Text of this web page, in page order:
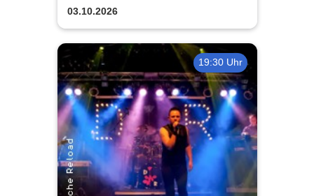
Kulturscheune
03.10.2026
19:30 Uhr